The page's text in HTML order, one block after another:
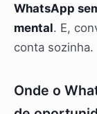
WhatsApp
mental. E,
conta sozinha.
Onde o